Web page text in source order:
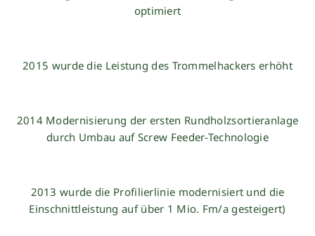
optimiert
2015 wurde die Leistung des Trommelhackers erhöht
2014 Modernisierung der ersten Rundholzsortieranlage
durch Umbau auf Screw Feeder-Technologie
2013 wurde die Profilierlinie modernisiert und die
Einschnittleistung auf über 1 Mio. Fm/a gesteigert)